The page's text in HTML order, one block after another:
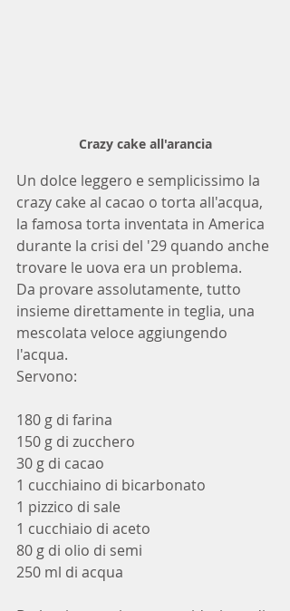
Crazy cake all'arancia
Un dolce leggero e semplicissimo la
crazy cake al cacao o torta all'acqua,
la famosa torta inventata in America
durante la crisi del '29 quando anche
trovare le uova era un problema.
Da provare assolutamente, tutto
insieme direttamente in teglia, una
mescolata veloce aggiungendo
l'acqua.
Servono:
180 g di farina
150 g di zucchero
30 g di cacao
1 cucchiaino di bicarbonato
1 pizzico di sale
1 cucchiaio di aceto
80 g di olio di semi
250 ml di acqua